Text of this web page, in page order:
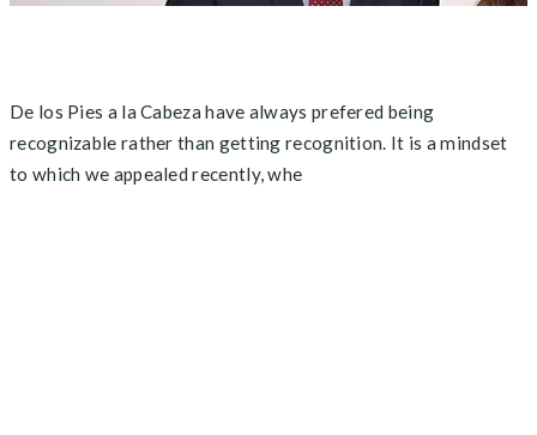
De los Pies a la Cabeza have always prefered being
recognizable rather than getting recognition. It is a mindset
to which we appealed recently, whe